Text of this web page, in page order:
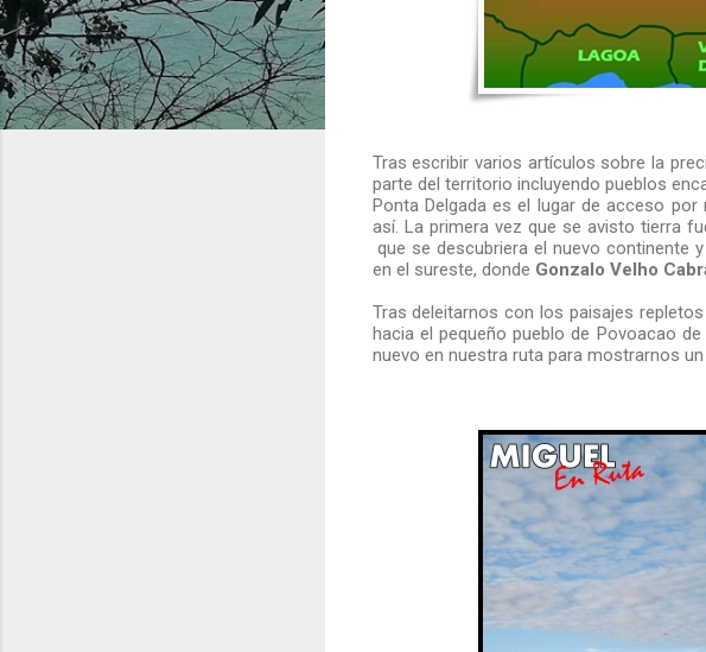
Tras escribir varios artículos sobre la
parte del territorio incluyendo pueblos
Ponta Delgada es el lugar de acceso
así. La primera vez que se avisto tierra
que se descubriera el nuevo continente
en el sureste, donde Gonzalo Velho
Tras deleitarnos con los paisajes
hacia el pequeño pueblo de Povoacao
nuevo en nuestra ruta para mostrarnos